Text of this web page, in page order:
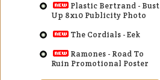
Plastic Bertrand - Bust
Up 8x10 Publicity Photo
The Cordials - Eek
Ramones - Road To
Ruin Promotional Poster